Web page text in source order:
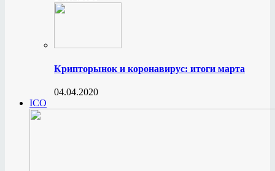
Крипторынок и коронавирус: итоги марта
04.04.2020
ICO